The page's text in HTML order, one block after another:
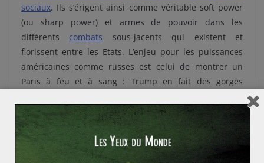
sociaux. Ils s’érigent ainsi comme véritable soft power
(ou sharp power) et armes de pouvoir dans les
différents combats sous-jacents qui existent et
florissent entre les Etats. L’enjeu pour les puissances
américaines comme russes est celui de montrer un
Paris à feu et à sang : Trump en fait des gorges
climatique divise la population et de ce fait qu’elle ne
paraît pas si évidente que ce qu’en peuvent en dire les
experts pro-climats du monde entier et les divers
gouvernements qui soutiendraient cette « théorie ».